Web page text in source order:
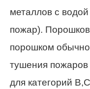
металлов с
пожар).
порошком
тушения пожаров
для категорий